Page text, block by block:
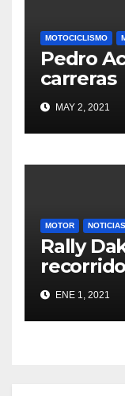
MOTOCICLISMO
Pedro
carreras
MAY 2, 2021
MOTOR NOTICIAS
Rally
recorrido
ENE 1, 2021